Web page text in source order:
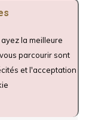
des
/
mis à
la meilleure
parcourir sont
et l'acceptation